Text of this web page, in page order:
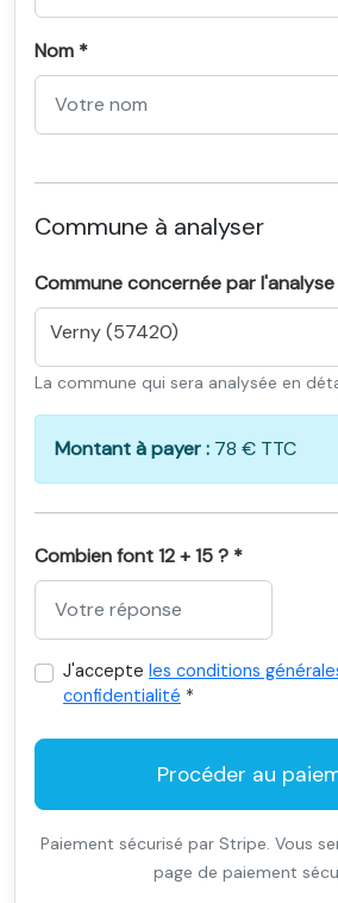
Nom *
Commune à analyser
Commune concernée par
Verny (57420)
La commune qui sera analysée en
Montant à payer : 78 € TTC
Combien font 12 + 15 ? *
J'accepte les conditions
confidentialité *
Procéder au
Paiement sécurisé par Stripe. Vous
page de paiement